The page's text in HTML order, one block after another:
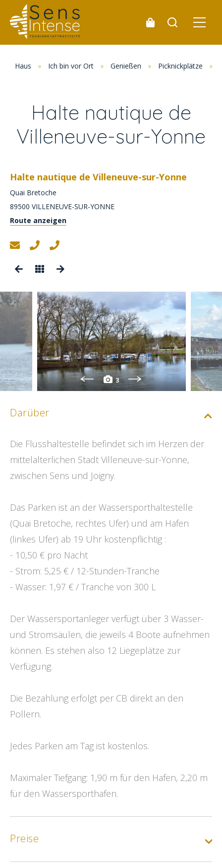
Haus » Ich bin vor Ort » Genießen » Picknickplätze »
Halte nautique de
Villeneuve-sur-Yonne
Halte nautique de Villeneuve-sur-Yonne
Quai Bretoche
89500 VILLENEUVE-SUR-YONNE
Route anzeigen
3
Darüber
Die Flusshaltestelle befindet sich im Herzen der
mittelalterlichen Stadt Villeneuve-sur-Yonne,
zwischen Sens und Joigny.
Das Parken ist an der Wassersporthaltestelle
(Quai Bretoche, rechtes Ufer) und am Hafen
(linkes Ufer) ab 19 Uhr kostenpflichtig :
- 10,50 € pro Nacht
- Strom: 5,25 € / 12-Stunden-Tranche
- Wasser: 1,97 € / Tranche von 300 L
Der Wassersportanleger verfügt über 3 Wasser-
und Stromsäulen, die jeweils 4 Boote aufnehmen
können. Es stehen also 12 Liegeplätze zur
Verfügung.
Die Bezahlung erfolgt per CB direkt an den
Pollern.
Jedes Parken am Tag ist kostenlos.
Maximaler Tiefgang: 1,90 m für den Hafen, 2,20 m
für den Wassersporthafen.
Preise